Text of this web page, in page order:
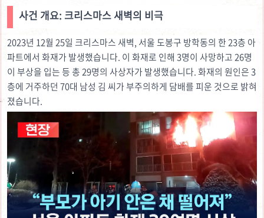
사건 개요: 크리스마스 새벽의 비극
2023년 12월 25일 크리스마스 새벽, 서울 도봉구 방학동의 한 23층 아
파트에서 화재가 발생했습니다. 이 화재로 인해 3명이 사망하고 26명
이 부상을 입는 등 총 29명의 사상자가 발생했습니다. 화재의 원인은 3
층에 거주하던 70대 남성 김 씨가 부주의하게 담배를 피운 것으로 밝혀
졌습니다.